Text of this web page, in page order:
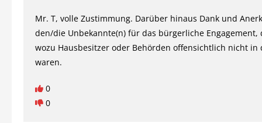
Mr. T, volle Zustimmung. Darüber hinaus Dank und
den/die Unbekannte(n) für das bürgerliche Engagement,
wozu Hausbesitzer oder Behörden offensichtlich nicht in
waren.
0
0